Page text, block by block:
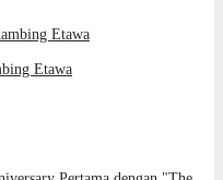
Etawa